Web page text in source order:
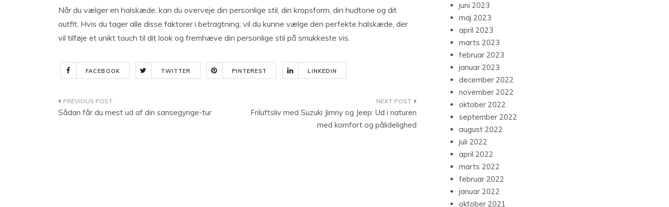
Når du vælger en halskæde, kan du overveje din personlige stil, din kropsform, din hudtone og dit
outfit. Hvis du tager alle disse faktorer i betragtning, vil du kunne vælge den perfekte halskæde, der
vil tilføje et unikt touch til dit look og fremhæve din personlige stil på smukkeste vis.
FACEBOOK TWITTER PINTEREST LINKEDIN
Indlægsnavigation
Sådan får du mest ud af din sansegynge-tur
Friluftsliv med Suzuki Jimny og Jeep: Ud i naturen
med komfort og pålidelighed
juni 2023
maj 2023
april 2023
marts 2023
februar 2023
januar 2023
december 2022
november 2022
oktober 2022
september 2022
august 2022
juli 2022
april 2022
marts 2022
februar 2022
januar 2022
oktober 2021